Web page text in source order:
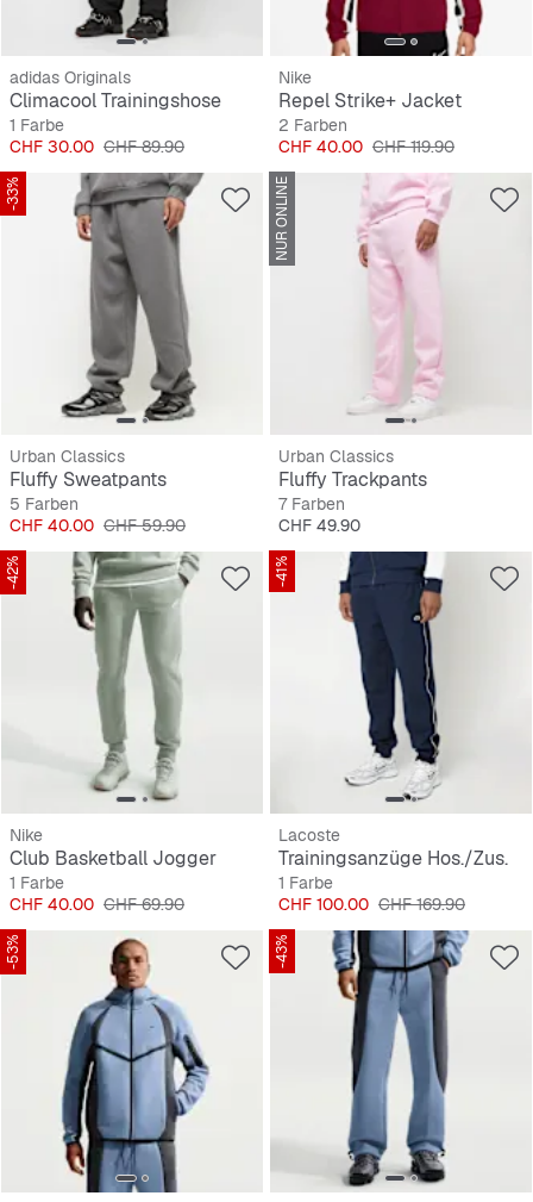
adidas Originals
Climacool Trainingshose
1 Farbe
Preis
CHF 30.00 Originalpreis
CHF 89.90
Nike
Repel Strike+ Jacket
2 Farben
Preis
CHF 40.00 Originalpreis
CHF 119.90
-33%
Urban Classics
Fluffy Sweatpants
5 Farben
Preis
CHF 40.00 Originalpreis
CHF 59.90
NUR ONLINE
Urban Classics
Fluffy Trackpants
7 Farben
Preis
CHF 49.90
-42%
Nike
Club Basketball Jogger
1 Farbe
Preis
CHF 40.00 Originalpreis
CHF 69.90
-41%
Lacoste
Trainingsanzüge Hos./Zus.
1 Farbe
Preis
CHF 100.00 Originalpreis
CHF 169.90
-53% -43%